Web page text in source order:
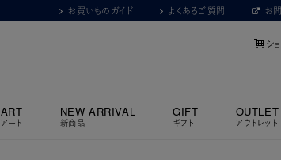
お買いものガイド よくあるご質問 お
シ
ART
アート
NEW ARRIVAL
新商品
GIFT
ギフト
OUTLET
アウトレット